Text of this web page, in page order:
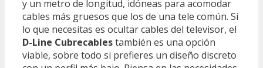
y un metro de longitud, idóneas para acomodar
cables más gruesos que los de una tele común. Si
lo que necesitas es ocultar cables del televisor, el
D-Line Cubrecablestambién es una opción
viable, sobre todo si prefieres un diseño discreto